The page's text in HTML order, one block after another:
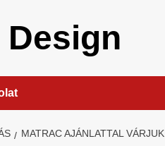
MATRAC AJÁNLATTAL VÁRJUK